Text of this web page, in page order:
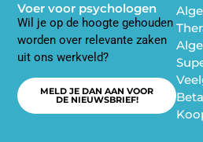
Voer voor psychologen
Wil je op de hoogte gehouden
worden over relevante zaken
uit ons werkveld?
MELD JE DAN AAN VOOR
DE NIEUWSBRIEF!